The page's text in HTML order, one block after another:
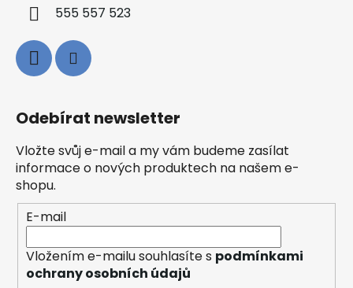
555 557 523
Odebírat newsletter
Vložte svůj e-mail a my vám budeme zasílat
informace o nových produktech na našem e-
shopu.
E-mail
Vložením e-mailu souhlasíte s podmínkami
ochrany osobních údajů